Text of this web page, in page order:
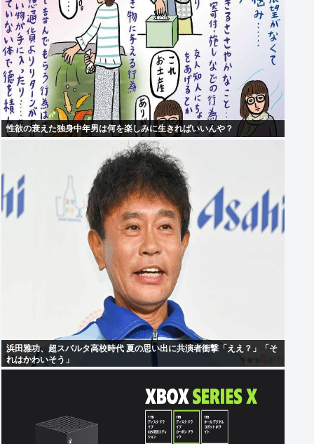
性欲の衰えた独身中年男は何を楽しみに生きればいいんや？
浜田雅功、超スパルタ高校時代 夏の思い出に共演者衝撃「ええ？」「そ
れはかわいそう」